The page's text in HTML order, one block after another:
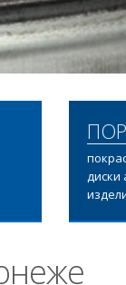
диски